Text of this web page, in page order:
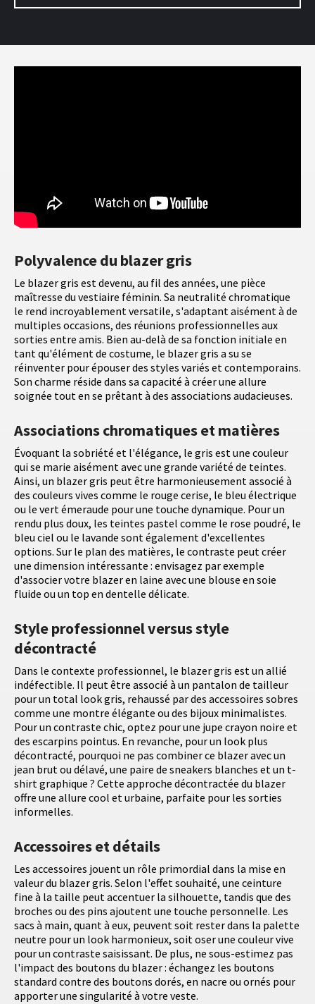
Polyvalence du blazer gris
Le blazer gris est devenu, au fil des années, une pièce
maîtresse du vestiaire féminin. Sa neutralité chromatique
le rend incroyablement versatile, s'adaptant aisément à de
multiples occasions, des réunions professionnelles aux
sorties entre amis. Bien au-delà de sa fonction initiale en
tant qu'élément de costume, le blazer gris a su se
réinventer pour épouser des styles variés et contemporains.
Son charme réside dans sa capacité à créer une allure
soignée tout en se prêtant à des associations audacieuses.
Associations chromatiques et matières
Évoquant la sobriété et l'élégance, le gris est une couleur
qui se marie aisément avec une grande variété de teintes.
Ainsi, un blazer gris peut être harmonieusement associé à
des couleurs vives comme le rouge cerise, le bleu électrique
ou le vert émeraude pour une touche dynamique. Pour un
rendu plus doux, les teintes pastel comme le rose poudré, le
bleu ciel ou le lavande sont également d'excellentes
options. Sur le plan des matières, le contraste peut créer
une dimension intéressante : envisagez par exemple
d'associer votre blazer en laine avec une blouse en soie
fluide ou un top en dentelle délicate.
Style professionnel versus style
décontracté
Dans le contexte professionnel, le blazer gris est un allié
indéfectible. Il peut être associé à un pantalon de tailleur
pour un total look gris, rehaussé par des accessoires sobres
comme une montre élégante ou des bijoux minimalistes.
Pour un contraste chic, optez pour une jupe crayon noire et
des escarpins pointus. En revanche, pour un look plus
décontracté, pourquoi ne pas combiner ce blazer avec un
jean brut ou délavé, une paire de sneakers blanches et un t-
shirt graphique ? Cette approche décontractée du blazer
offre une allure cool et urbaine, parfaite pour les sorties
informelles.
Accessoires et détails
Les accessoires jouent un rôle primordial dans la mise en
valeur du blazer gris. Selon l'effet souhaité, une ceinture
fine à la taille peut accentuer la silhouette, tandis que des
broches ou des pins ajoutent une touche personnelle. Les
sacs à main, quant à eux, peuvent soit rester dans la palette
neutre pour un look harmonieux, soit oser une couleur vive
pour un contraste saisissant. De plus, ne sous-estimez pas
l'impact des boutons du blazer : échangez les boutons
standard contre des boutons dorés, en nacre ou ornés pour
apporter une singularité à votre veste.